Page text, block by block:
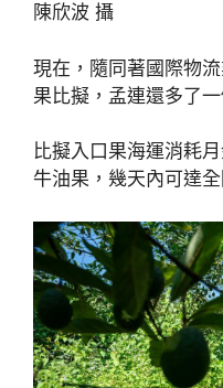
陳欣波 攝
現在，隨同著國際物
果比擬，孟連還多了
比擬入口果海運消耗
牛油果，幾天內可達全